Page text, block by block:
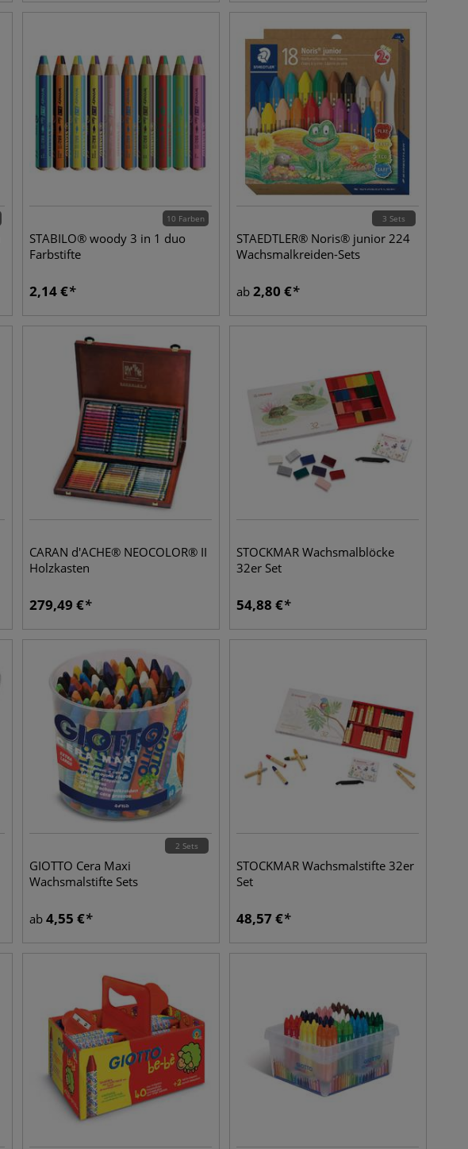
10 Farben
STABILO® woody 3 in 1 duo
Farbstifte
2,14€
3 Sets
STAEDTLER® Noris® junior 224
Wachsmalkreiden-Sets
ab 2,80 €
CARAN d'ACHE® NEOCOLOR® II
Holzkasten
279,49 €
STOCKMAR Wachsmalblöcke
32er Set
54,88 €
2 Sets
GIOTTO Cera Maxi
Wachsmalstifte Sets
ab 4,55 €
STOCKMAR Wachsmalstifte 32er
Set
48,57 €